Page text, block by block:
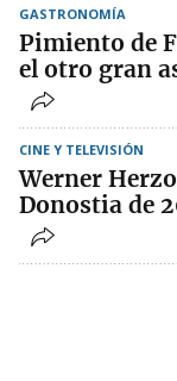
GASTRONOMÍA
Pimiento de
el otro gran
CINE Y TELEVISIÓN
Werner
Donostia de